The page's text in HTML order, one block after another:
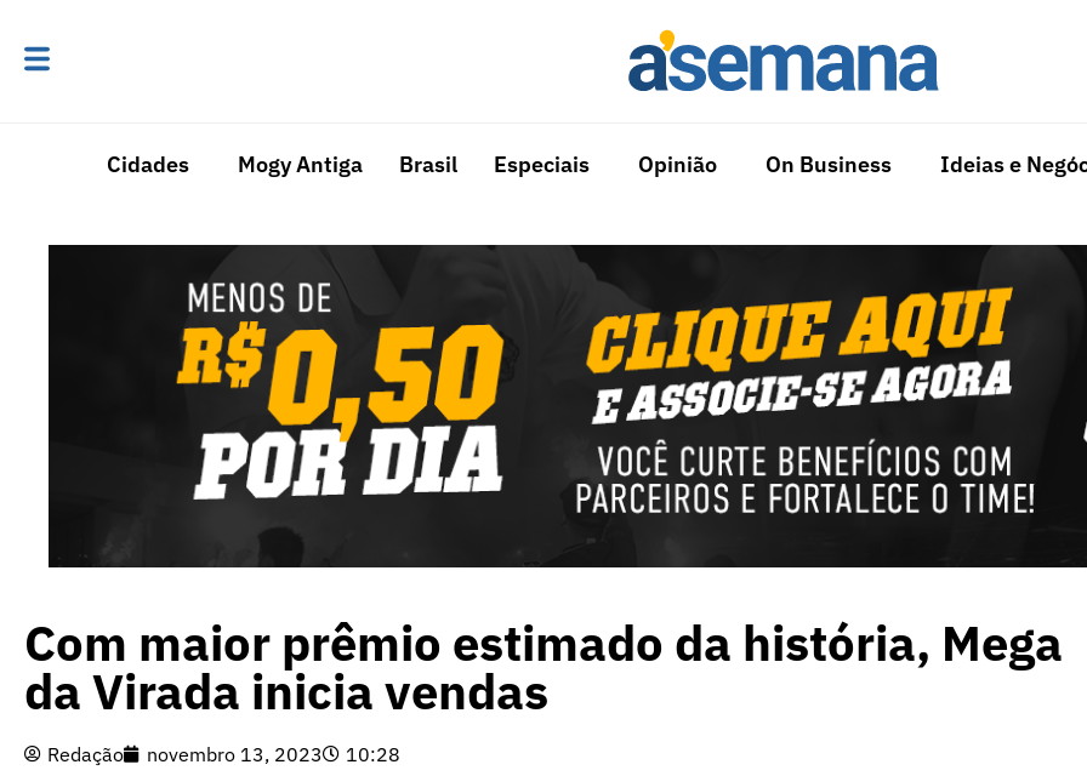
Cidades Mogy Antiga Brasil Especiais Opinião On Business Ideias e
Com maior prêmio estimado da história, Mega
da Virada inicia vendas
Redação novembro 13, 2023 10:28